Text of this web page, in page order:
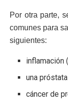
Por otra parte,
comunes para
siguientes:
inflamación
una
cáncer de